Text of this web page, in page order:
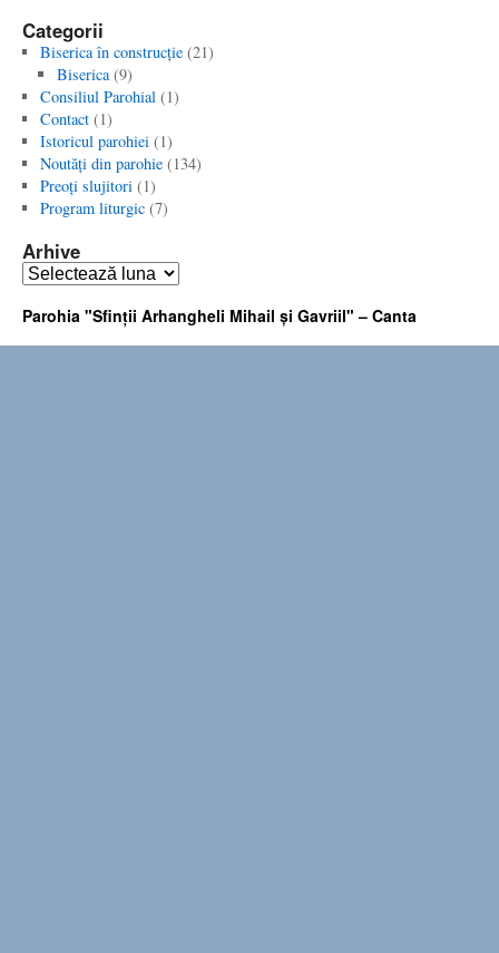
Categorii
Biserica în construcţie(21)
Biserica(9)
Consiliul Parohial(1)
Contact(1)
Istoricul parohiei(1)
Noutăţi din parohie(134)
Preoţi slujitori(1)
Program liturgic(7)
Arhive
Arhive
Parohia "Sfinţii Arhangheli Mihail şi Gavriil" – Canta